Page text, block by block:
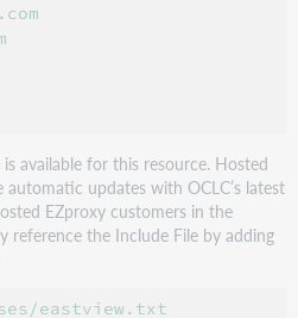
available for this resource. Hosted
updates with OCLC’s latest
EZproxy customers in the
reference the Include File by adding